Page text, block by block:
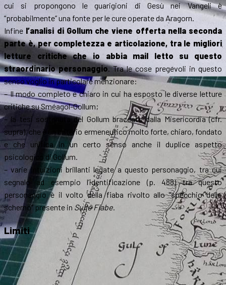
cui si propongono le guarigioni di Gesù nei Vangeli è
“probabilmente” una fonte per le cure operate da Aragorn.
Infine l’analisi di Gollum che viene offerta nella seconda
parte è, per completezza e articolazione, tra le migliori
letture critiche che io abbia mail letto su questo
straordinario personaggio. Tra le cose pregevoli in questo
senso voglio in particolare menzionare:
– Il modo completo e chiaro in cui ha esposto le diverse letture
critiche su Sméagol-Gollum;
– la tesi sostenuta del Gollum braccato dalla Misericordia (cfr.
supra), che è un criterio ermeneutico molto forte, chiaro, fondato
e che unifica in un certo senso anche il duplice aspetto
psicologico di Gollum.
– varie intuizioni brillanti legate a questo personaggio, tra cui
segnalo ad esempio l’identificazione (p. 488) tra questo
personaggio è il volto della fiaba rivolto allo “specchio dello
scherno” presente in Sulle Fiabe.
Limiti